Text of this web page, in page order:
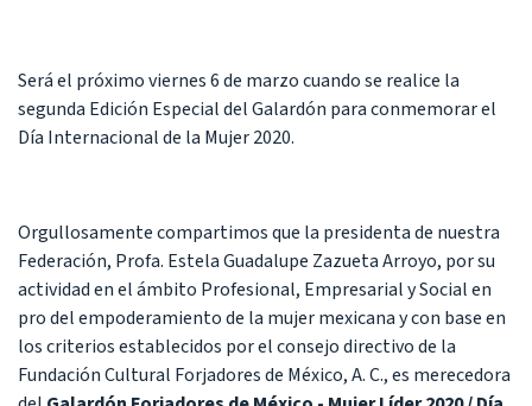
Será el próximo viernes 6 de marzo cuando se realice la
segunda Edición Especial del Galardón para conmemorar el
Día Internacional de la Mujer 2020.
Orgullosamente compartimos que la presidenta de nuestra
Federación, Profa. Estela Guadalupe Zazueta Arroyo, por su
actividad en el ámbito Profesional, Empresarial y Social en
pro del empoderamiento de la mujer mexicana y con base en
los criterios establecidos por el consejo directivo de la
Fundación Cultural Forjadores de México, A. C., es merecedora